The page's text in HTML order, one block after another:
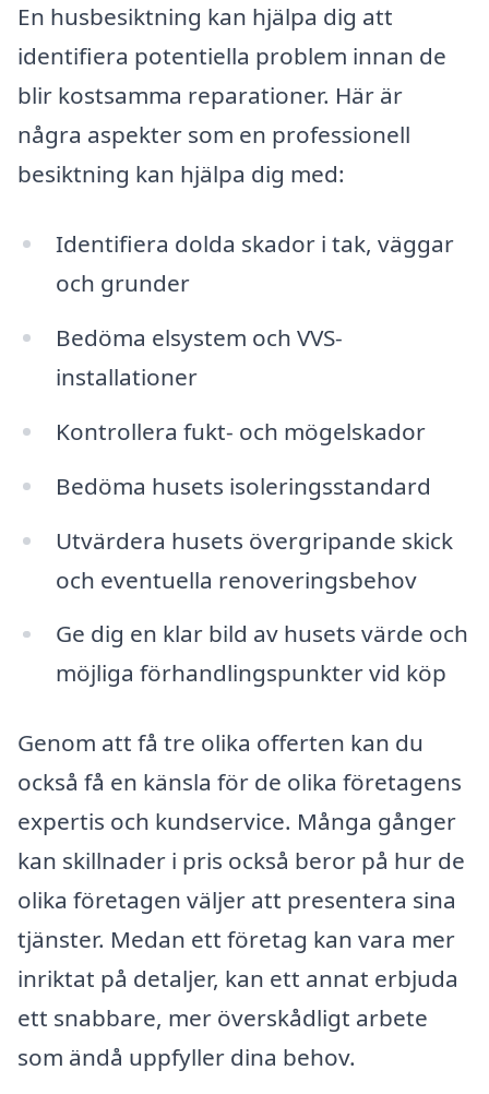
En husbesiktning kan hjälpa dig att
identifiera potentiella problem innan de
blir kostsamma reparationer. Här är
några aspekter som en professionell
besiktning kan hjälpa dig med:
Identifiera dolda skador i tak, väggar
och grunder
Bedöma elsystem och VVS-
installationer
Kontrollera fukt- och mögelskador
Bedöma husets isoleringsstandard
Utvärdera husets övergripande skick
och eventuella renoveringsbehov
Ge dig en klar bild av husets värde och
möjliga förhandlingspunkter vid köp
Genom att få tre olika offerten kan du
också få en känsla för de olika företagens
expertis och kundservice. Många gånger
kan skillnader i pris också beror på hur de
olika företagen väljer att presentera sina
tjänster. Medan ett företag kan vara mer
inriktat på detaljer, kan ett annat erbjuda
ett snabbare, mer överskådligt arbete
som ändå uppfyller dina behov.